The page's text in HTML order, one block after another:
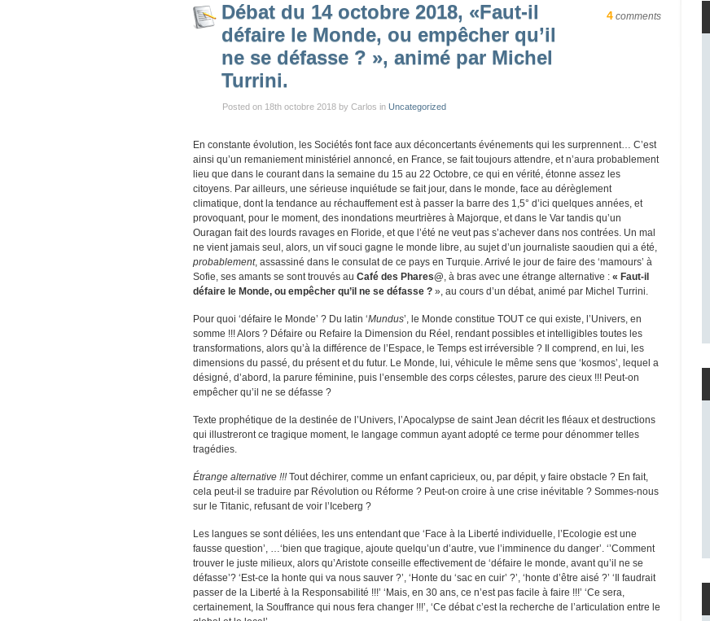
Débat du 14 octobre 2018, «Faut-il
défaire le Monde, ou empêcher qu’il
ne se défasse ? », animé par Michel
Turrini.
4 comments
Posted on 18th octobre 2018 by Carlos in Uncategorized
En constante évolution, les Sociétés font face aux déconcertants événements qui les surprennent… C’est
ainsi qu’un remaniement ministériel annoncé, en France, se fait toujours attendre, et n’aura probablement
lieu que dans le courant dans la semaine du 15 au 22 Octobre, ce qui en vérité, étonne assez les
citoyens. Par ailleurs, une sérieuse inquiétude se fait jour, dans le monde, face au dérèglement
climatique, dont la tendance au réchauffement est à passer la barre des 1,5° d’ici quelques années, et
provoquant, pour le moment, des inondations meurtrières à Majorque, et dans le Var tandis qu’un
Ouragan fait des lourds ravages en Floride, et que l’été ne veut pas s’achever dans nos contrées. Un mal
ne vient jamais seul, alors, un vif souci gagne le monde libre, au sujet d’un journaliste saoudien qui a été,
probablement, assassiné dans le consulat de ce pays en Turquie. Arrivé le jour de faire des ‘mamours’ à
Sofie, ses amants se sont trouvés au Café des Phares@, à bras avec une étrange alternative : « Faut-il
défaire le Monde, ou empêcher qu’il ne se défasse ? », au cours d’un débat, animé par Michel Turrini.
Pour quoi ‘défaire le Monde’ ? Du latin ‘Mundus’, le Monde constitue TOUT ce qui existe, l’Univers, en
somme !!! Alors ? Défaire ou Refaire la Dimension du Réel, rendant possibles et intelligibles toutes les
transformations, alors qu’à la différence de l’Espace, le Temps est irréversible ? Il comprend, en lui, les
dimensions du passé, du présent et du futur. Le Monde, lui, véhicule le même sens que ‘kosmos’, lequel a
désigné, d’abord, la parure féminine, puis l’ensemble des corps célestes, parure des cieux !!! Peut-on
empêcher qu’il ne se défasse ?
Texte prophétique de la destinée de l’Univers, l’Apocalypse de saint Jean décrit les fléaux et destructions
qui illustreront ce tragique moment, le langage commun ayant adopté ce terme pour dénommer telles
tragédies.
Étrange alternative !!!Tout déchirer, comme un enfant capricieux, ou, par dépit, y faire obstacle ? En fait,
cela peut-il se traduire par Révolution ou Réforme ? Peut-on croire à une crise inévitable ? Sommes-nous
sur le Titanic, refusant de voir l’Iceberg ?
Les langues se sont déliées, les uns entendant que ‘Face à la Liberté individuelle, l’Ecologie est une
fausse question’, …‘bien que tragique, ajoute quelqu’un d’autre, vue l’imminence du danger’. ‘’Comment
trouver le juste milieux, alors qu’Aristote conseille effectivement de ‘défaire le monde, avant qu’il ne se
défasse’? ‘Est-ce la honte qui va nous sauver ?’, ‘Honte du ‘sac en cuir’ ?’, ‘honte d’être aisé ?’ ‘Il faudrait
passer de la Liberté à la Responsabilité !!!’ ‘Mais, en 30 ans, ce n’est pas facile à faire !!!’ ‘Ce sera,
certainement, la Souffrance qui nous fera changer !!!’, ‘Ce débat c’est la recherche de l’articulation entre le